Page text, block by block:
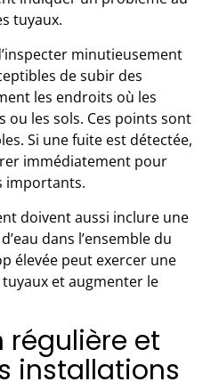
tuyaux.
minutieusement
de subir des
les endroits où les
les sols. Ces points sont
Si une fuite est détectée,
immédiatement pour
importants.
doivent aussi inclure une
dans l’ensemble du
élevée peut exercer une
et augmenter le
régulière et
installations